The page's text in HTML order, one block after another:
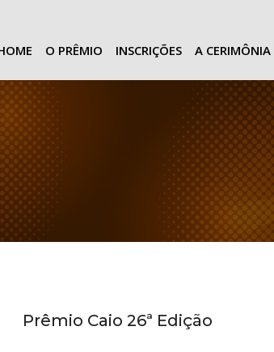
O PRÊMIO INSCRIÇÕES A CERIMÔNIA
Prêmio Caio 26ª Edição